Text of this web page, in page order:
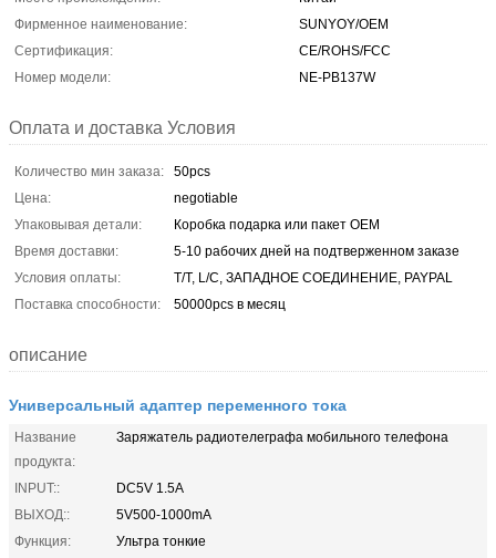
Фирменное наименование:
SUNYOY/OEM
Сертификация:
CE/ROHS/FCC
Номер модели:
NE-PB137W
Оплата и доставка Условия
Количество мин заказа:
50pcs
Цена:
negotiable
Упаковывая детали:
Коробка подарка или пакет OEM
Время доставки:
5-10 рабочих дней на подтверженном заказе
Условия оплаты:
T/T, L/C, ЗАПАДНОЕ СОЕДИНЕНИЕ, PAYPAL
Поставка способности:
50000pcs в месяц
описание
Универсальный адаптер переменного тока
Название
продукта:
Заряжатель радиотелеграфа мобильного телефона
INPUT::
DC5V 1.5A
ВЫХОД::
5V500-1000mA
Функция:
Ультра тонкие